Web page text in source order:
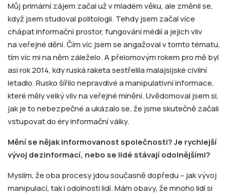
Můj primární zájem začal už v mladém věku, ale změnil se,
když jsem studoval politologii. Tehdy jsem začal více
chápat informační prostor, fungování médií a jejich vliv
na veřejné dění. Čím víc jsem se angažoval v tomto tématu,
tím víc mi na něm záleželo. A přelomovým rokem pro mě byl
asi rok 2014, kdy ruská raketa sestřelila malajsijské civilní
letadlo. Rusko šířilo nepravdivé a manipulativní informace,
které měly velký vliv na veřejné mínění. Uvědomoval jsem si,
jak je to nebezpečné a ukázalo se, že jsme skutečně začali
vstupovat do éry informační války.
Mění se nějak informovanost společnosti? Je rychlejší
vývoj dezinformací, nebo se lidé stávají odolnějšími?
Myslím, že oba procesy jdou současně dopředu – jak vývoj
manipulací, tak i odolnosti lidí. Mám obavy, že mnoho lidí si